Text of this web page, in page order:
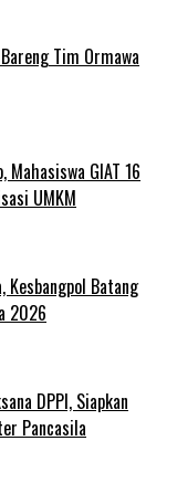
Tim Ormawa
Mahasiswa GIAT 16
UMKM
Kesbangpol Batang
2026
DPPI, Siapkan
Pancasila